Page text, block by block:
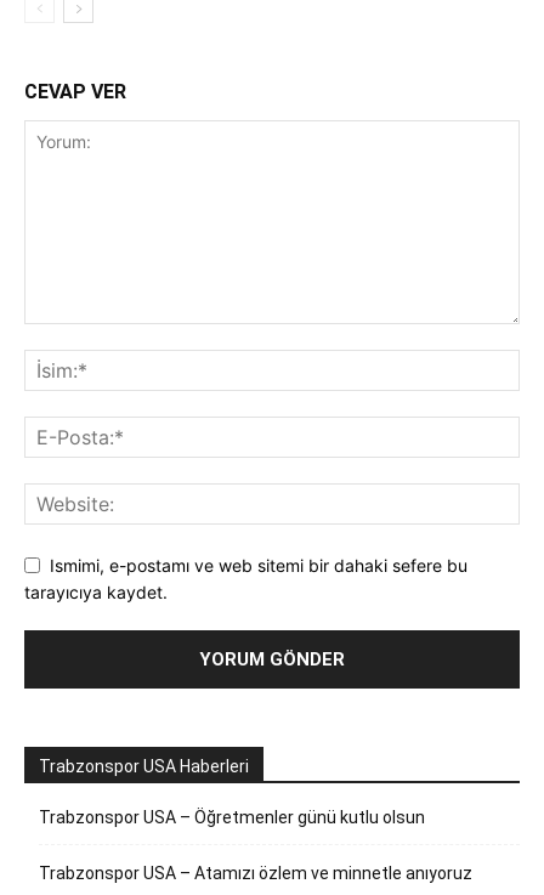
CEVAP VER
Ismimi, e-postamı ve web sitemi bir dahaki sefere bu
tarayıcıya kaydet.
Trabzonspor USA Haberleri
Trabzonspor USA – Öğretmenler günü kutlu olsun
Trabzonspor USA – Atamızı özlem ve minnetle anıyoruz